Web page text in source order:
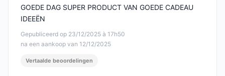
Gepubliceerd op 23/12/2025 à 17h50
na een aankoop van 12/12/2025
GOEDE DAG SUPER PRODUCT VAN GOEDE CADEAU
IDEEËN
Vertaalde beoordelingen